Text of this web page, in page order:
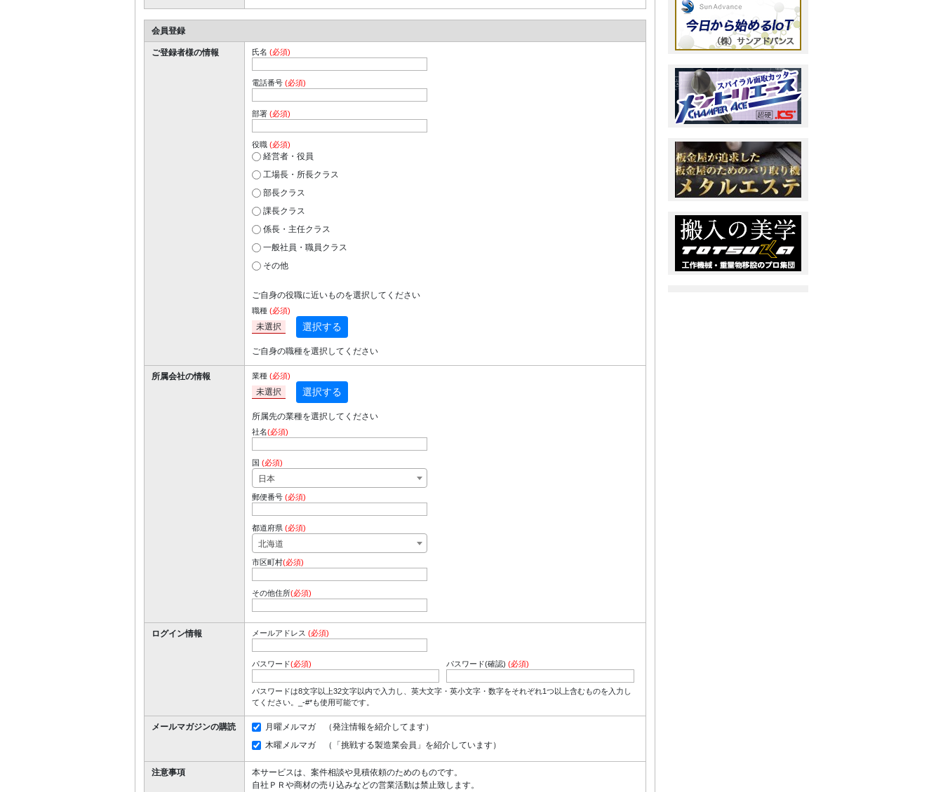
会員登録
ご登録者様の情報 氏名 (必須)
電話番号 (必須)
部署 (必須)
役職 (必須)
経営者・役員
工場長・所長クラス
部長クラス
課長クラス
係長・主任クラス
一般社員・職員クラス
その他
ご自身の役職に近いものを選択してください
職種 (必須)
未選択 選択する
ご自身の職種を選択してください
所属会社の情報 業種 (必須)
未選択 選択する
所属先の業種を選択してください
社名(必須)
国 (必須)
日本
郵便番号 (必須)
都道府県 (必須)
北海道
市区町村(必須)
その他住所(必須)
ログイン情報 メールアドレス (必須)
パスワード(必須) パスワード(確認) (必須)
パスワードは8文字以上32文字以内で入力し、英大文字・英小文字・数字をそれぞれ1つ以上含むものを入力し
てください。_-#*も使用可能です。
メールマガジンの購読
月曜メルマガ （発注情報を紹介してます）
木曜メルマガ （「挑戦する製造業会員」を紹介しています）
注意事項
本サービスは、案件相談や見積依頼のためのものです。
自社ＰＲや商材の売り込みなどの営業活動は禁止致します。